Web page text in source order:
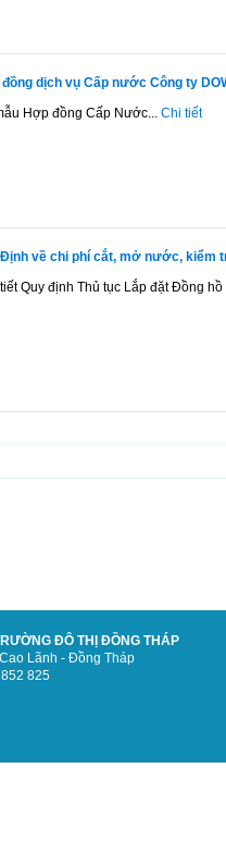
đồng dịch vụ Cấp nước Công ty
Hợp đồng Cấp Nước... Chi tiết
về chi phí cắt, mở nước, kiểm
Quy định Thủ tục Lắp đặt Đồng
ĐÔ THỊ ĐỒNG THÁP
Lãnh - Đồng Tháp
825